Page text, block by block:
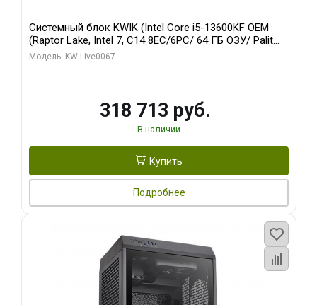
Системный блок KWIK (Intel Core i5-13600KF OEM
(Raptor Lake, Intel 7, C14 8EC/6PC/ 64 ГБ ОЗУ/ Palit
RTX5080 GAMINGPRO OC 16GB GDDR7 256bit 3xDP
Модель: KW-Live0067
318 713 руб.
В наличии
Купить
Подробнее